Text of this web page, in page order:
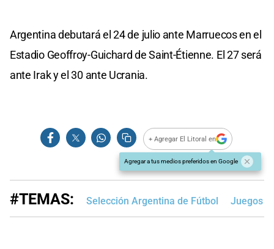
Argentina debutará el 24 de julio ante Marruecos en el
Estadio Geoffroy-Guichard de Saint-Étienne. El 27 será
ante Irak y el 30 ante Ucrania.
+ Agregar El Litoral en
Agregar a tus medios preferidos en Google
#TEMAS: Selección Argentina de Fútbol Juegos